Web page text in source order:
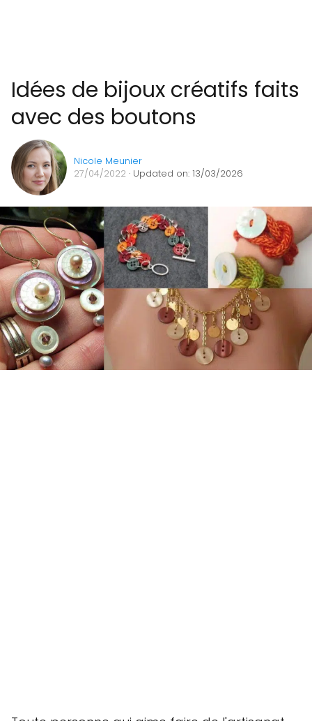
Idées de bijoux créatifs faits
avec des boutons
Nicole Meunier
27/04/2022 · Updated on: 13/03/2026